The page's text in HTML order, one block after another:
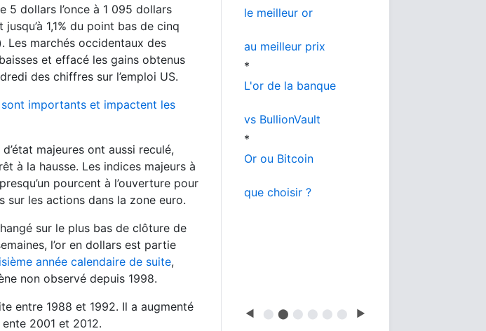
5 dollars l’once à 1 095 dollars
1,1% du point bas de cinq
Les marchés occidentaux des
et effacé les gains obtenus
des chiffres sur l’emploi US.
importants et impactent les
majeures ont aussi reculé,
à la hausse. Les indices majeurs à
pourcent à l’ouverture pour
sur les actions dans la zone euro.
sur le plus bas de clôture de
l’or en dollars est partie
année calendaire de suite,
non observé depuis 1998.
entre 1988 et 1992. Il a augmenté
2001 et 2012.
le meilleur or
au meilleur prix
*
L'or de la banque
vs BullionVault
*
Or ou Bitcoin
que choisir ?
◀ ⬤ ⬤ ⬤ ⬤ ⬤ ⬤ ▶